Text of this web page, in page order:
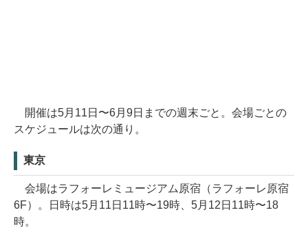
開催は5月11日〜6月9日までの週末ごと。会場ごとの
スケジュールは次の通り。
東京
会場はラフォーレミュージアム原宿（ラフォーレ原宿
6F）。日時は5月11日11時〜19時、5月12日11時〜18
時。